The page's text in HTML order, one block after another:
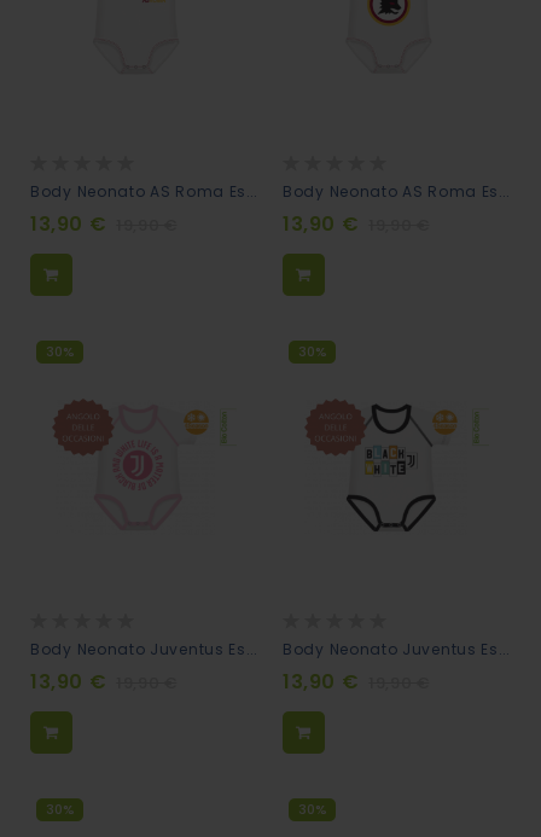
0% Body Neonato AS Roma Estensibile 0-36m - Scudetto
13,90 €
0% Body Neonato AS Roma Estensibile 0-36m - Lupetto
13,90 €
30%
0% Body Neonato Juventus Estensibile 0-36m - Life Is A Matter
13,90 €
30%
0% Body Neonato Juventus Estensibile 0-36m - Black White
13,90 €
30% 30%